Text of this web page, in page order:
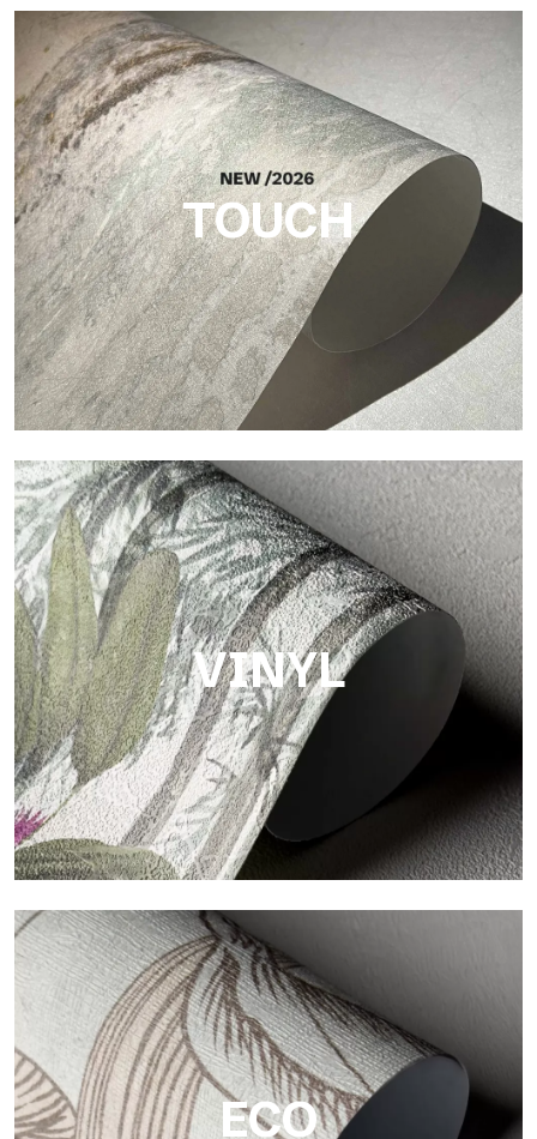
Craft
Oberfläche, inspiriert von natürlichen Fasern, mit einer
essentiellen Struktur, die der Fläche Balance, Tiefe und eine
elegante Materialität verleiht.
TOUCH
Touch
Oberfläche mit faseriger und unregelmäßiger Struktur und
einer weichen Textur, die Wärme und Authentizität vermittelt.
VINYL
Vinyl
Die Vinyloberflächen der Tapeten von Tecnografica bieten
widerstandsfähige, strukturierte und optisch anspruchsvolle
Flächen.
ECO